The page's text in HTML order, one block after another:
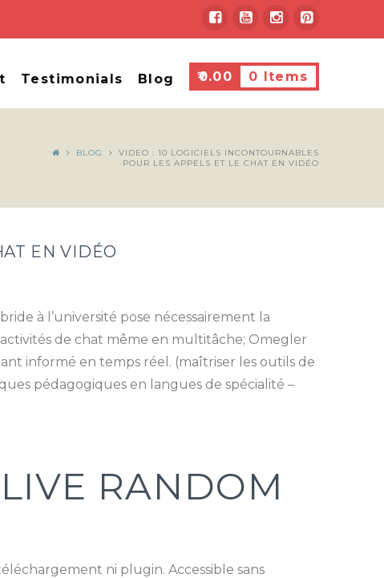
Testimonials Blog ₹0.00 0 Items
BLOG
VIDEO : 10 LOGICIELS INCONTOURNABLES
POUR LES APPELS ET LE CHAT EN VIDÉO
EN VIDÉO
à l’université pose nécessairement la
de chat même en multitâche; Omegler
informé en temps réel. (maîtriser les outils de
pédagogiques en langues de spécialité –
RANDOM
ni plugin. Accessible sans